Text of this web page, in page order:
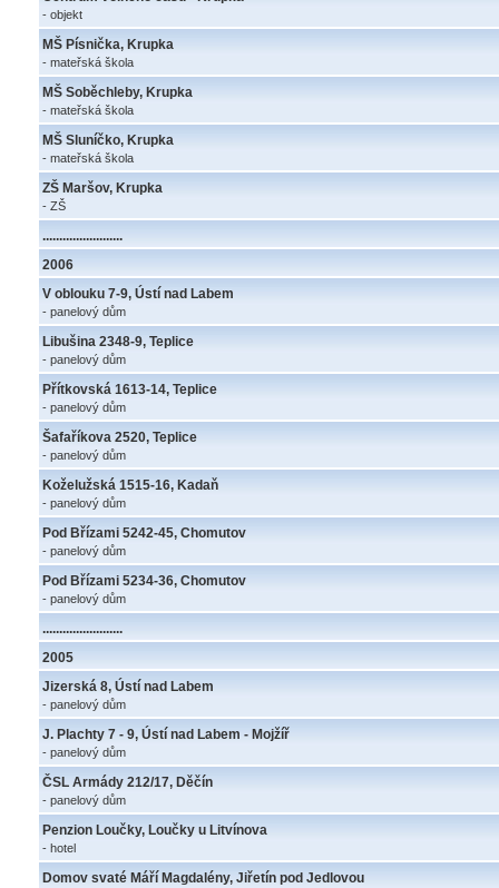
- objekt
MŠ Písnička, Krupka
- mateřská škola
MŠ Soběchleby, Krupka
- mateřská škola
MŠ Sluníčko, Krupka
- mateřská škola
ZŠ Maršov, Krupka
- ZŠ
........................
2006
V oblouku 7-9, Ústí nad Labem
- panelový dům
Libušina 2348-9, Teplice
- panelový dům
Přítkovská 1613-14, Teplice
- panelový dům
Šafaříkova 2520, Teplice
- panelový dům
Koželužská 1515-16, Kadaň
- panelový dům
Pod Břízami 5242-45, Chomutov
- panelový dům
Pod Břízami 5234-36, Chomutov
- panelový dům
........................
2005
Jizerská 8, Ústí nad Labem
- panelový dům
J. Plachty 7 - 9, Ústí nad Labem - Mojžíř
- panelový dům
ČSL Armády 212/17, Děčín
- panelový dům
Penzion Loučky, Loučky u Litvínova
- hotel
Domov svaté Máří Magdalény, Jiřetín pod Jedlovou